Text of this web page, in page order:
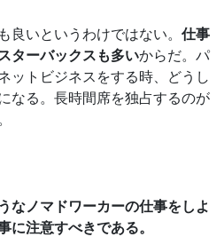
良いというわけではない。 仕事
ターバックスも多いからだ。パ
ットビジネスをする時、どうし
なる。長時間席を独占するのが
なノマドワーカーの仕事をしよ
に注意すべきである。